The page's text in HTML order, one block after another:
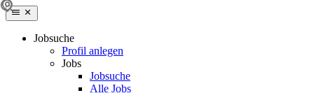
Jobsuche
Profil anlegen
Jobs
Jobsuche
Alle Jobs